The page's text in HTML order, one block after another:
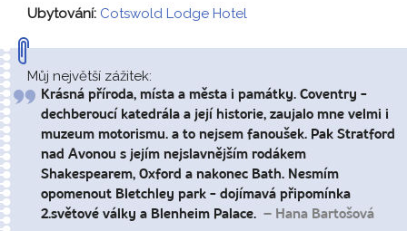
Ubytování: Cotswold Lodge Hotel
Můj největší zážitek:
Krásná příroda, místa a města i památky. Coventry -
dechberoucí katedrála a její historie, zaujalo mne velmi i
muzeum motorismu. a to nejsem fanoušek. Pak Stratford
nad Avonou s jejím nejslavnějším rodákem
Shakespearem, Oxford a nakonec Bath. Nesmím
opomenout Bletchley park - dojímavá připomínka
2.světové války a Blenheim Palace. – Hana Bartošová